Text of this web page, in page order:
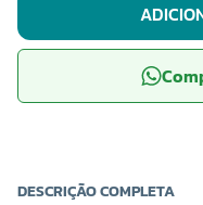
DESCRIÇÃO COMPLETA